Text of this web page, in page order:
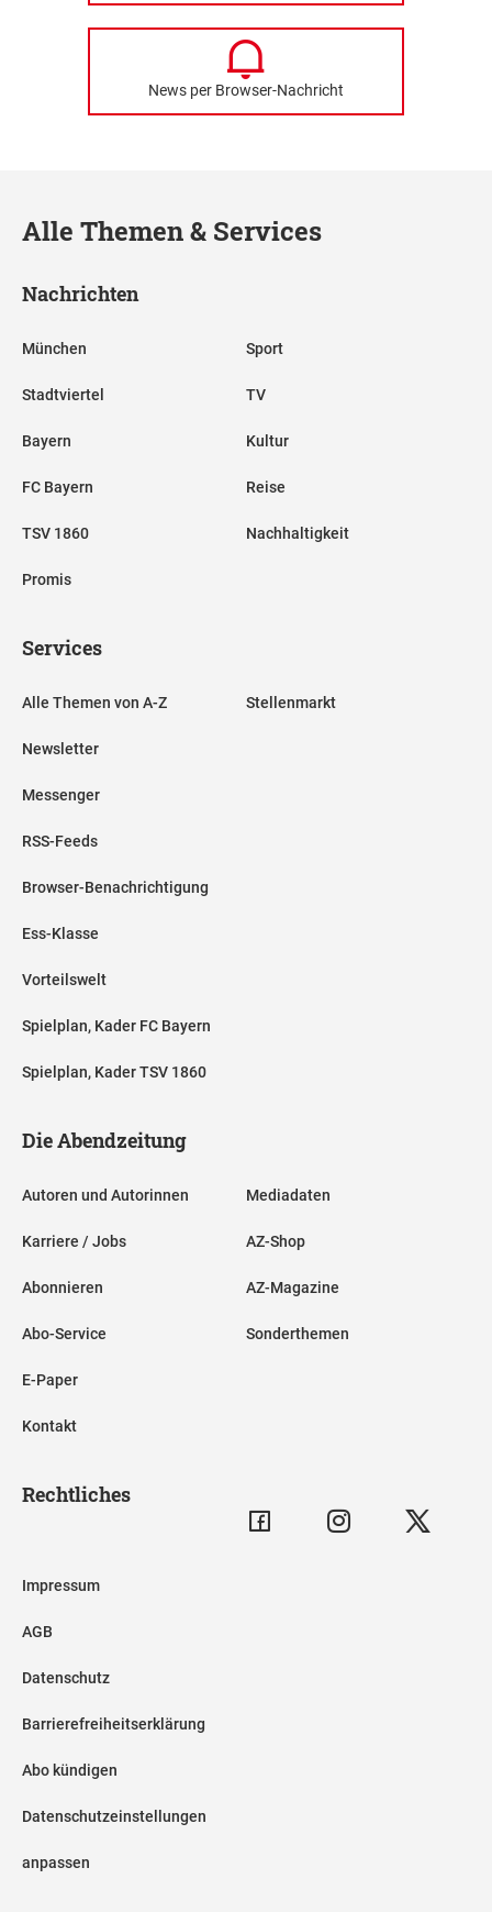
News per Browser-Nachricht
Alle Themen & Services
Nachrichten
München
Stadtviertel
Bayern
FC Bayern
TSV 1860
Promis
Sport
TV
Kultur
Reise
Nachhaltigkeit
Services
Alle Themen von A-Z
Newsletter
Messenger
RSS-Feeds
Browser-Benachrichtigung
Ess-Klasse
Vorteilswelt
Spielplan, Kader FC Bayern
Spielplan, Kader TSV 1860
Stellenmarkt
Die Abendzeitung
Autoren und Autorinnen
Karriere / Jobs
Abonnieren
Abo-Service
E-Paper
Kontakt
Mediadaten
AZ-Shop
AZ-Magazine
Sonderthemen
Rechtliches
Impressum
AGB
Datenschutz
Barrierefreiheitserklärung
Abo kündigen
Datenschutzeinstellungen
anpassen